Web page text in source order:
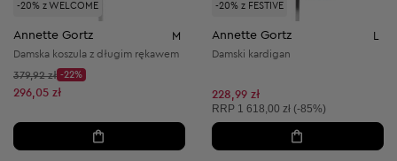
-20% z WELCOME
Annette Gortz M
Damska koszula z długim rękawem
Cena początkowa:
379,92 zł
Discount Price:
-22%
Obniżona cena:
296,05 zł
-20% z FESTIVE
Annette Gortz L
Damski kardigan
228,99 zł
Cena sugerowana:
RRP 1 618,00 zł (-85%)